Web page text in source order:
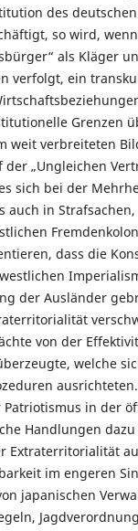
des
so wird,
als Kläger
verfolgt, ein
Grenzen
weit verbreiteten
„Ungleichen
sich bei der
auch in
dass die
der Ausländer
von der
welche
Patriotismus in der
Handlungen
Extraterritorialität
im engeren
japanischen